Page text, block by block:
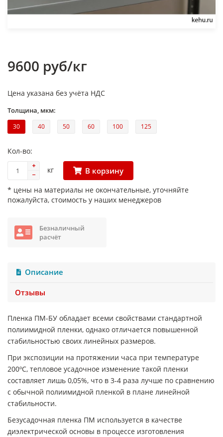
9600 руб/кг
Цена указана без учёта НДС
Толщина, мкм:
30 40 50 60 100 125
Кол-во:
кг
В корзину
* цены на материалы не окончательные, уточняйте
пожалуйста, стоимость у наших менеджеров
Безналичный
расчёт
Описание
Отзывы
Пленка ПМ-БУ обладает всеми свойствами стандартной
полиимидной пленки, однако отличается повышенной
стабильностью своих линейных размеров.
При экспозиции на протяжении часа при температуре
200ºС, тепловое усадочное изменение такой пленки
составляет лишь 0,05%, что в 3-4 раза лучше по сравнению
с обычной полиимидной пленкой в плане линейной
стабильности.
Безусадочная пленка ПМ используется в качестве
диэлектрической основы в процессе изготовления